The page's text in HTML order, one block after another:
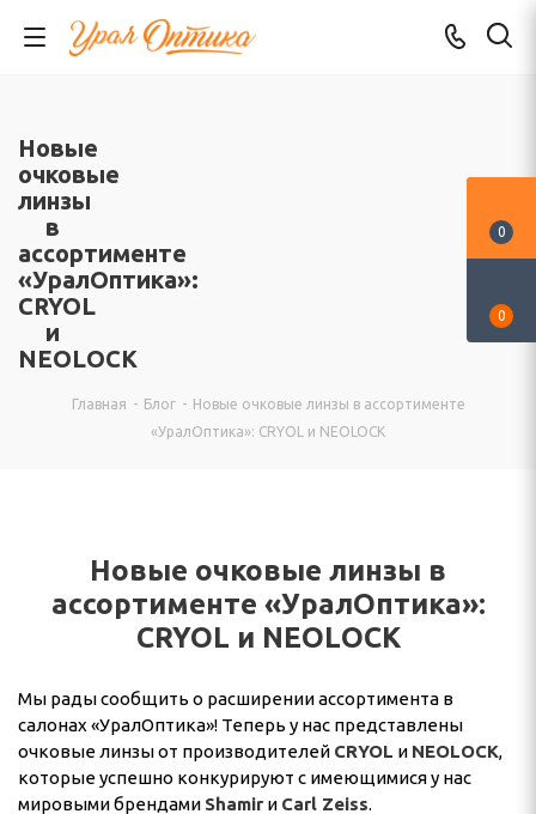
Новые
очковые
линзы
в
ассортименте
«УралОптика»:
CRYOL
и
NEOLOCK
Главная - Блог - Новые очковые линзы в ассортименте
«УралОптика»: CRYOL и NEOLOCK
Новые очковые линзы в
ассортименте «УралОптика»:
CRYOL и NEOLOCK
Мы рады сообщить о расширении ассортимента в
салонах «УралОптика»! Теперь у нас представлены
очковые линзы от производителей CRYOL и NEOLOCK,
которые успешно конкурируют с имеющимися у нас
мировыми брендами Shamir и Carl Zeiss.
0
0